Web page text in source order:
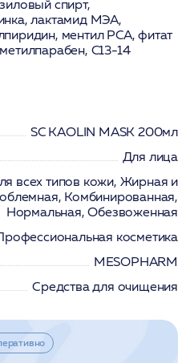
спирт,
лактамид МЭА,
ментил PCA, фитат
C13-14
SC KAOLIN MASK 200мл
Для лица
всех типов кожи, Жирная и
Комбинированная,
Нормальная, Обезвоженная
косметика
MESOPHARM
Средства для очищения